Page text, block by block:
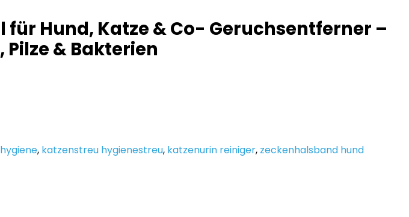
für Hund, Katze & Co- Geruchsentferner –
& Bakterien
, katzenstreu hygienestreu, katzenurin reiniger, zeckenhalsband hund